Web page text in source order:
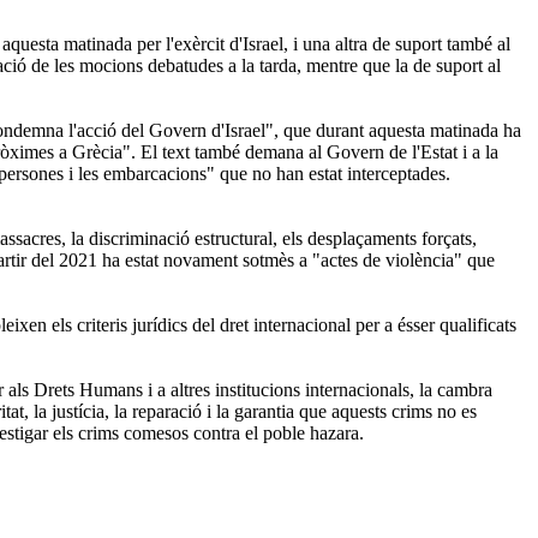
matinada per l'exèrcit d'Israel, i una altra de suport també al
de les mocions debatudes a la tarda, mentre que la de suport al
l'acció del Govern d'Israel", que durant aquesta matinada ha
a Grècia". El text també demana al Govern de l'Estat i a la
i les embarcacions" que no han estat interceptades.
la discriminació estructural, els desplaçaments forçats,
del 2021 ha estat novament sotmès a "actes de violència" que
els criteris jurídics del dret internacional per a ésser qualificats
Drets Humans i a altres institucions internacionals, la cambra
la justícia, la reparació i la garantia que aquests crims no es
els crims comesos contra el poble hazara.